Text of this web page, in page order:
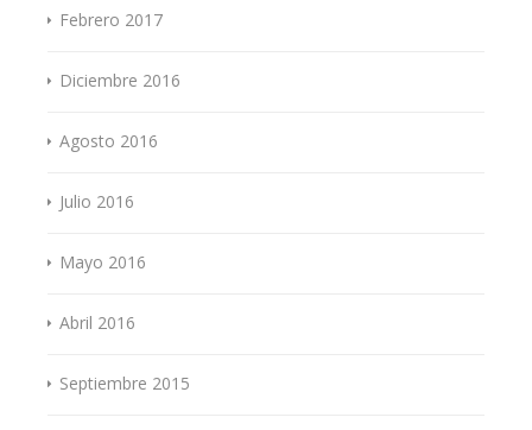
Febrero 2017
Diciembre 2016
Agosto 2016
Julio 2016
Mayo 2016
Abril 2016
Septiembre 2015